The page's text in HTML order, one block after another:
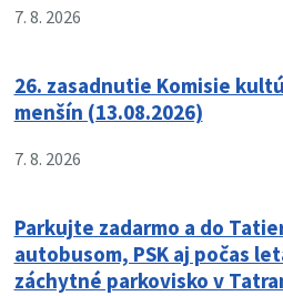
7. 8. 2026
26. zasadnutie Komisie
menšín (13.08.2026)
7. 8. 2026
Parkujte zadarmo a do
autobusom, PSK aj počas
záchytné parkovisko v